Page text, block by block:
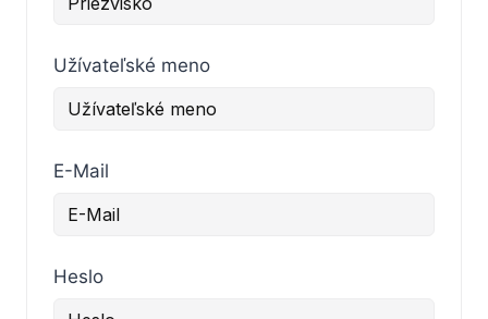
Užívateľské meno
E-Mail
Heslo